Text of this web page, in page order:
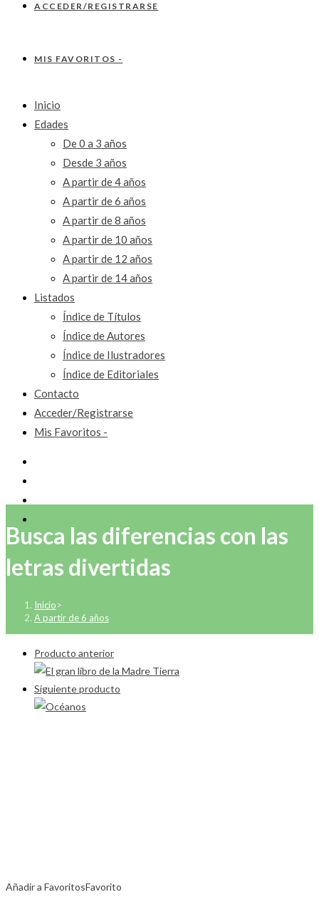
ACCEDER/REGISTRARSE
MIS FAVORITOS -
Inicio
Edades
De 0 a 3 años
Desde 3 años
A partir de 4 años
A partir de 6 años
A partir de 8 años
A partir de 10 años
A partir de 12 años
A partir de 14 años
Listados
Índice de Títulos
Índice de Autores
Índice de Ilustradores
Índice de Editoriales
Contacto
Acceder/Registrarse
Mis Favoritos -
Busca las diferencias con las
letras divertidas
Inicio>
A partir de 6 años
Producto anterior
Siguiente producto
Añadir a FavoritosFavorito